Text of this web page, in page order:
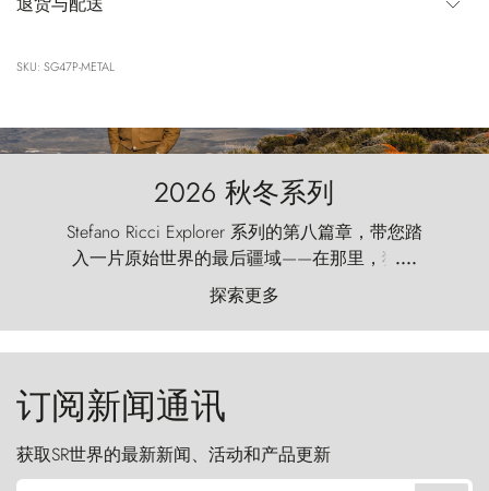
SKU: SG47P-METAL
2026 秋冬系列
Stefano Ricci Explorer 系列的第八篇章，带您踏
入一片原始世界的最后疆域——在那里，狂风
以远古的怒号雕琢着自然，而百内塔（Torres
del Paine）则宛如石砌的哨兵，傲然向苍穹发
起挑战。
....
探索更多
订阅新闻通讯
获取SR世界的最新新闻、活动和产品更新